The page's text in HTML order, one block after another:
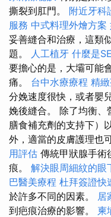
撕裂到肛門。 附近牙科
服務 中式料理外燴方案
妥善縫合和治療，這類
題。 人工植牙 什麼是
要擔心的是，大壩可能
痛。 台中水療療程 精
分娩速度很快，或者嬰
娩後縫合。 除了均衡、
膳食補充劑的支持下）
外，適當的皮膚護理也
用評估 傳統甲狀腺手術
痕。 解決眼周細紋的眼
巴醫美療程 杜拜簽證快
於許多不同的因素。 居
到疤痕治療的影響。 柬